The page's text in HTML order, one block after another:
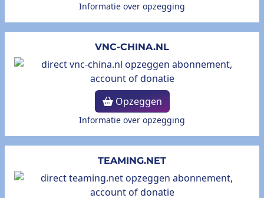
Informatie over opzegging
VNC-CHINA.NL
Opzeggen
Informatie over opzegging
TEAMING.NET